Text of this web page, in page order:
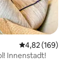
4,82 (169)
Innenstadt!